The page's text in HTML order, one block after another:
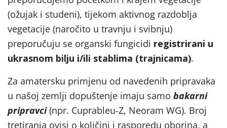
(ožujak i studeni), tijekom aktivnog razdoblja
vegetacije (naročito u travnju i svibnju)
preporučuju se organski fungicidi registrirani u
ukrasnom bilju i/ili stablima (trajnicama).
Za amatersku primjenu od navedenih pripravaka
u našoj zemlji dopuštenje imaju samo bakarni
pripravci(npr. Cuprableu-Z, Neoram WG). Broj
tretiranja ovisi o količini i rasporedu oborina, a